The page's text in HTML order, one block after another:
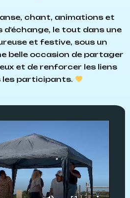
chant, animations et
le tout dans une
et festive, sous un
belle occasion de partager
et de renforcer les liens
les participants.